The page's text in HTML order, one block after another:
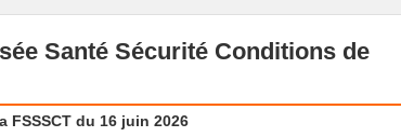
Santé Sécurité Conditions de
FSSSCT du 16 juin 2026